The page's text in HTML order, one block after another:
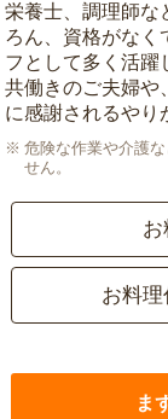
栄養士、調理師な
ろん、資格がなく
フとして多く活躍
共働きのご夫婦や
に感謝されるやり
危険な作業や介護
せん。
お
お料
ま